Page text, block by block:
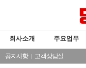
회사소개 주요업무
공지사항| 고객상담실